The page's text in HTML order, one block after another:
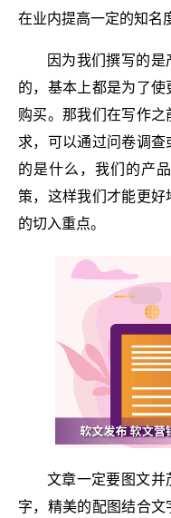
在业内提高一定的知名
因为我们撰写的
的，基本上都是为了
购买。那我们在写作
求，可以通过问卷调
的是什么，我们的产
策，这样我们才能更
的切入重点。
文章一定要图文并
字，精美的配图结合